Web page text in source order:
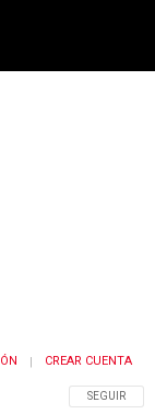
SIGA ESTA
SEGUIR
CREAR CUENTA